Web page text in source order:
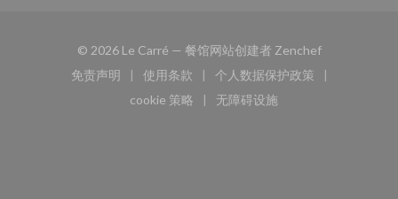
© 2026 Le Carré — 餐馆网站创建者 Zenchef((在新窗口中
免责声明
((在新窗口中打开))
使用条款
((在新窗口中打开))
个人数据保护政策
((在新窗口中打开))
cookie 策略
((在新窗口中打开))
无障碍设施
((在新窗口中打开))